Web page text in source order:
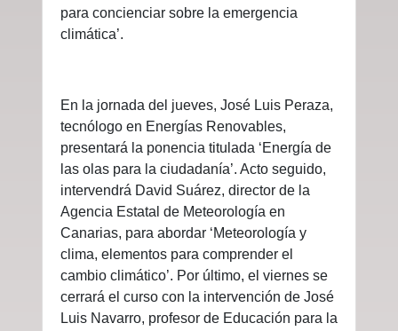
para concienciar sobre la emergencia
climática’.
En la jornada del jueves, José Luis Peraza,
tecnólogo en Energías Renovables,
presentará la ponencia titulada ‘Energía de
las olas para la ciudadanía’. Acto seguido,
intervendrá David Suárez, director de la
Agencia Estatal de Meteorología en
Canarias, para abordar ‘Meteorología y
clima, elementos para comprender el
cambio climático’. Por último, el viernes se
cerrará el curso con la intervención de José
Luis Navarro, profesor de Educación para la